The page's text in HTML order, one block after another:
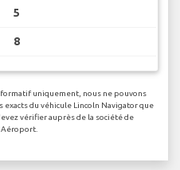
5
8
uniquement, nous ne pouvons
du véhicule Lincoln Navigator que
vérifier auprès de la société de